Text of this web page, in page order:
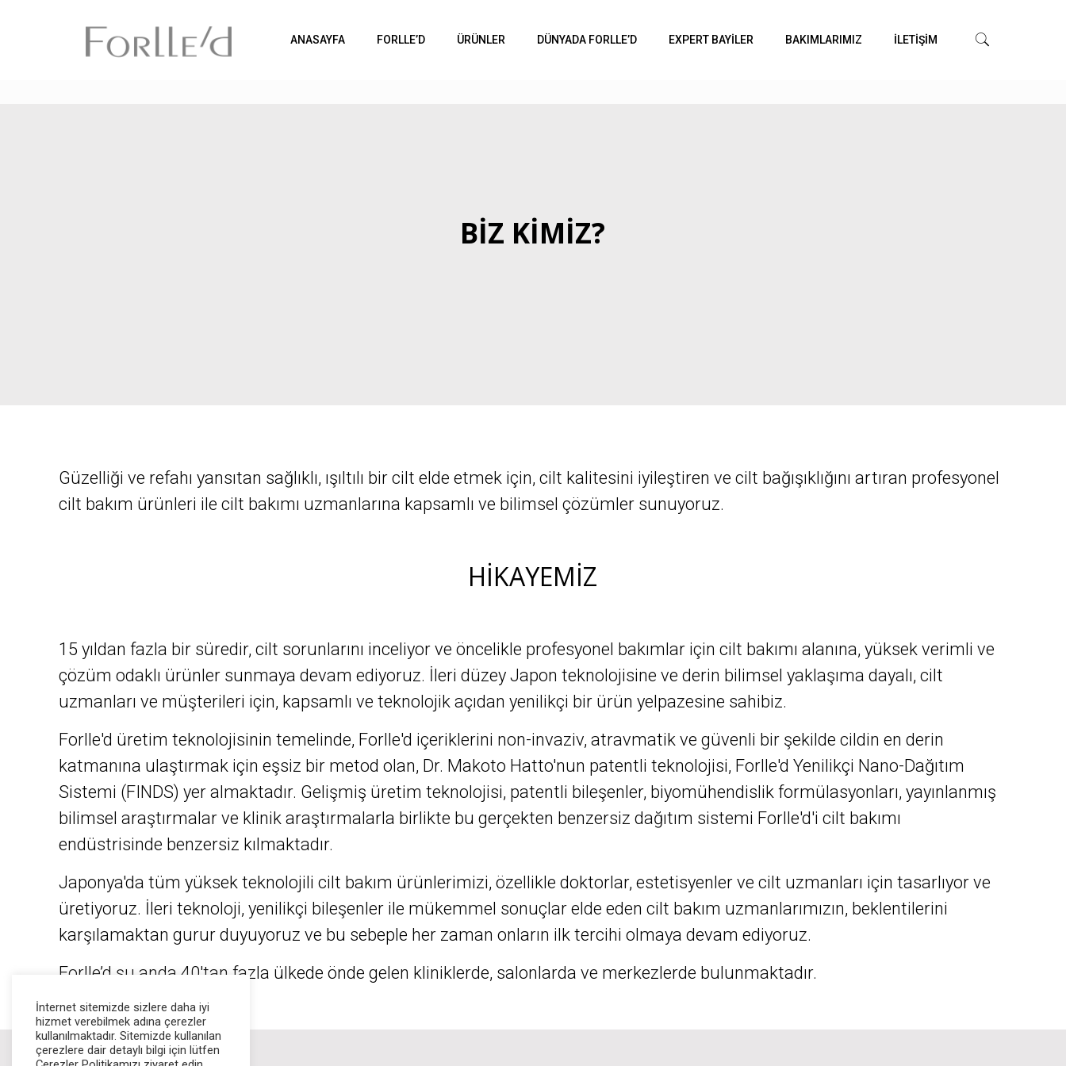
ANASAYFA FORLLE’D ÜRÜNLER DÜNYADA FORLLE’D EXPERT BAYİLER BAKIMLARIMIZ İLETİŞİM
BİZ KİMİZ?
Güzelliği ve refahı yansıtan sağlıklı, ışıltılı bir cilt elde etmek için, cilt kalitesini iyileştiren ve cilt bağışıklığını artıran profesyonel
cilt bakım ürünleri ile cilt bakımı uzmanlarına kapsamlı ve bilimsel çözümler sunuyoruz.
HİKAYEMİZ
15 yıldan fazla bir süredir, cilt sorunlarını inceliyor ve öncelikle profesyonel bakımlar için cilt bakımı alanına, yüksek verimli ve
çözüm odaklı ürünler sunmaya devam ediyoruz. İleri düzey Japon teknolojisine ve derin bilimsel yaklaşıma dayalı, cilt
uzmanları ve müşterileri için, kapsamlı ve teknolojik açıdan yenilikçi bir ürün yelpazesine sahibiz.
Forlle'd üretim teknolojisinin temelinde, Forlle'd içeriklerini non-invaziv, atravmatik ve güvenli bir şekilde cildin en derin
katmanına ulaştırmak için eşsiz bir metod olan, Dr. Makoto Hatto'nun patentli teknolojisi, Forlle'd Yenilikçi Nano-Dağıtım
Sistemi (FINDS) yer almaktadır. Gelişmiş üretim teknolojisi, patentli bileşenler, biyomühendislik formülasyonları, yayınlanmış
bilimsel araştırmalar ve klinik araştırmalarla birlikte bu gerçekten benzersiz dağıtım sistemi Forlle'd'i cilt bakımı
endüstrisinde benzersiz kılmaktadır.
Japonya'da tüm yüksek teknolojili cilt bakım ürünlerimizi, özellikle doktorlar, estetisyenler ve cilt uzmanları için tasarlıyor ve
üretiyoruz. İleri teknoloji, yenilikçi bileşenler ile mükemmel sonuçlar elde eden cilt bakım uzmanlarımızın, beklentilerini
karşılamaktan gurur duyuyoruz ve bu sebeple her zaman onların ilk tercihi olmaya devam ediyoruz.
Forlle’d şu anda 40'tan fazla ülkede önde gelen kliniklerde, salonlarda ve merkezlerde bulunmaktadır.
İnternet sitemizde sizlere daha iyi
hizmet verebilmek adına çerezler
kullanılmaktadır. Sitemizde kullanılan
çerezlere dair detaylı bilgi için lütfen